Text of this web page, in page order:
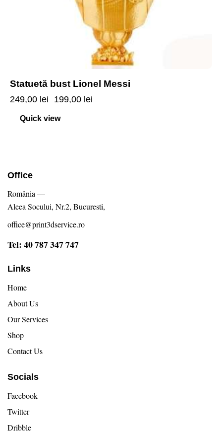
Statuetă bust Lionel Messi
249,00 lei 199,00 lei
Quick view
Office
România —
Aleea Socului, Nr.2, Bucuresti,
office@print3dservice.ro
Tel: 40 787 347 747
Links
Home
About Us
Our Services
Shop
Contact Us
Socials
Facebook
Twitter
Dribble